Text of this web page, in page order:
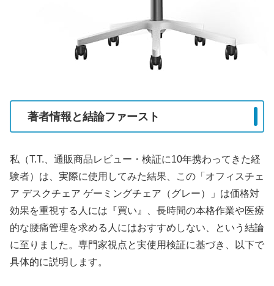
著者情報と結論ファースト
私（T.T.、通販商品レビュー・検証に10年携わってきた経
験者）は、実際に使用してみた結果、この「オフィスチェ
ア デスクチェア ゲーミングチェア（グレー）」は価格対
効果を重視する人には『買い』、長時間の本格作業や医療
的な腰痛管理を求める人にはおすすめしない、という結論
に至りました。専門家視点と実使用検証に基づき、以下で
具体的に説明します。